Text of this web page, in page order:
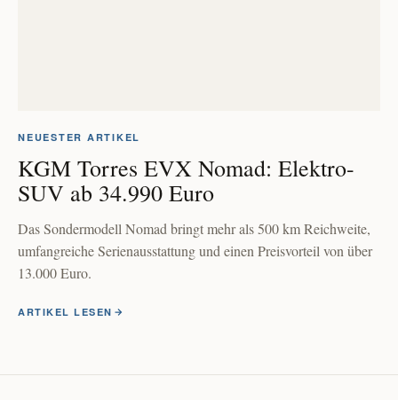
NEUESTER ARTIKEL
KGM Torres EVX Nomad: Elektro-
SUV ab 34.990 Euro
Das Sondermodell Nomad bringt mehr als 500 km Reichweite,
umfangreiche Serienausstattung und einen Preisvorteil von über
13.000 Euro.
ARTIKEL LESEN